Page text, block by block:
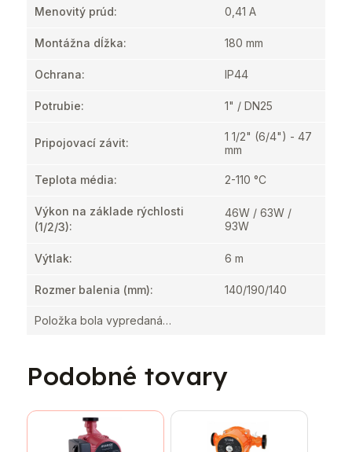
Menovitý prúd: 0,41 A
Montážna dĺžka: 180 mm
Ochrana: IP44
Potrubie: 1" / DN25
Pripojovací závit:
1 1/2" (6/4") - 47
mm
Teplota média: 2-110 °C
Výkon na základe rýchlosti
(1/2/3):
46W / 63W /
93W
Výtlak: 6 m
Rozmer balenia (mm): 140/190/140
Položka bola vypredaná…
Podobné tovary